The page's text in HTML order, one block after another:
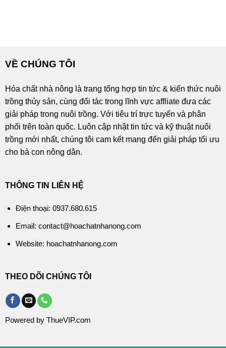
VỀ CHÚNG TÔI
Hóa chất nhà nông là trang tổng hợp tin tức & kiến thức nuôi
trồng thủy sản, cùng đối tác trong lĩnh vực affliate đưa các
giải pháp trong nuôi trồng. Với tiêu trí trực tuyến và phân
phối trên toàn quốc. Luôn cập nhật tin tức và kỹ thuật nuôi
trồng mới nhất, chúng tôi cam kết mang đến giải pháp tối ưu
cho bà con nông dân.
THÔNG TIN LIÊN HỆ
Điện thoại: 0937.680.615
Email: contact@hoachatnhanong.com
Website: hoachatnhanong.com
THEO DÕI CHÚNG TÔI
Powered by ThueVIP.com